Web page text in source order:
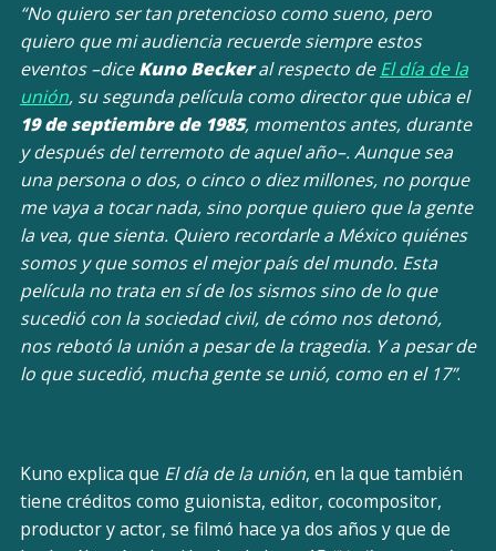
“No quiero ser tan pretencioso como sueno, pero
quiero que mi audiencia recuerde siempre estos
eventos –diceKuno Beckeral respecto deEl día de la
unión, su segunda película como director que ubica el
19 de septiembre de 1985, momentos antes, durante
y después del terremoto de aquel año–. Aunque sea
una persona o dos, o cinco o diez millones, no porque
me vaya a tocar nada, sino porque quiero que la gente
la vea, que sienta. Quiero recordarle a México quiénes
somos y que somos el mejor país del mundo. Esta
película no trata en sí de los sismos sino de lo que
sucedió con la sociedad civil, de cómo nos detonó,
nos rebotó la unión a pesar de la tragedia. Y a pesar de
lo que sucedió, mucha gente se unió, como en el 17”.
Kuno explica que El día de la unión, en la que también
tiene créditos como guionista, editor, cocompositor,
productor y actor, se filmó hace ya dos años y que de